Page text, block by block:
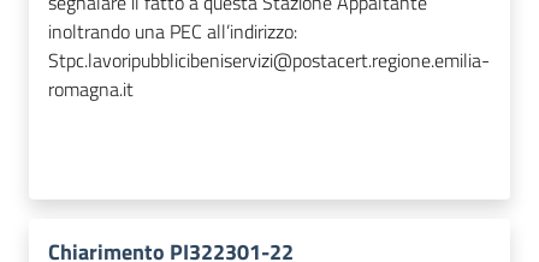
inoltrando una PEC all’indirizzo:
Stpc.lavoripubblicibeniservizi@postacert.regione.emilia-
romagna.it
Chiarimento PI322301-22